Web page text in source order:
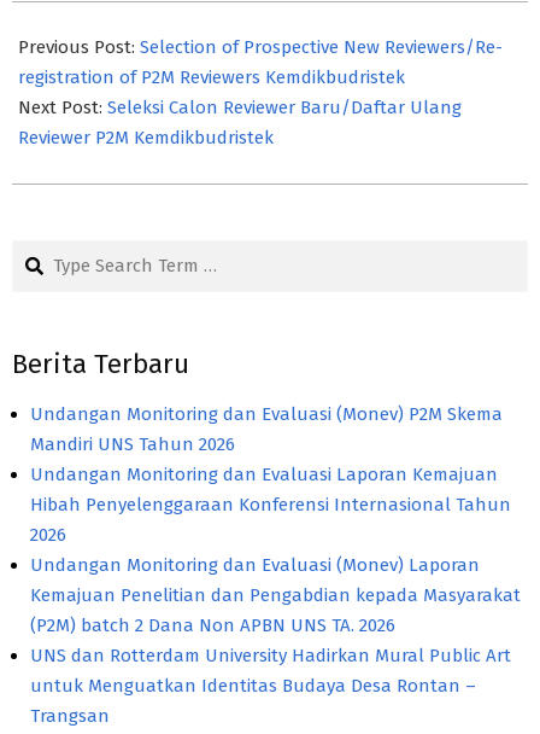
10-
13
Previous Post: Selection of Prospective New Reviewers/Re-
registration of P2M Reviewers Kemdikbudristek
Next Post: Seleksi Calon Reviewer Baru/Daftar Ulang
Reviewer P2M Kemdikbudristek
Search
Berita Terbaru
Undangan Monitoring dan Evaluasi (Monev) P2M Skema
Mandiri UNS Tahun 2026
Undangan Monitoring dan Evaluasi Laporan Kemajuan
Hibah Penyelenggaraan Konferensi Internasional Tahun
2026
Undangan Monitoring dan Evaluasi (Monev) Laporan
Kemajuan Penelitian dan Pengabdian kepada Masyarakat
(P2M) batch 2 Dana Non APBN UNS TA. 2026
UNS dan Rotterdam University Hadirkan Mural Public Art
untuk Menguatkan Identitas Budaya Desa Rontan –
Trangsan